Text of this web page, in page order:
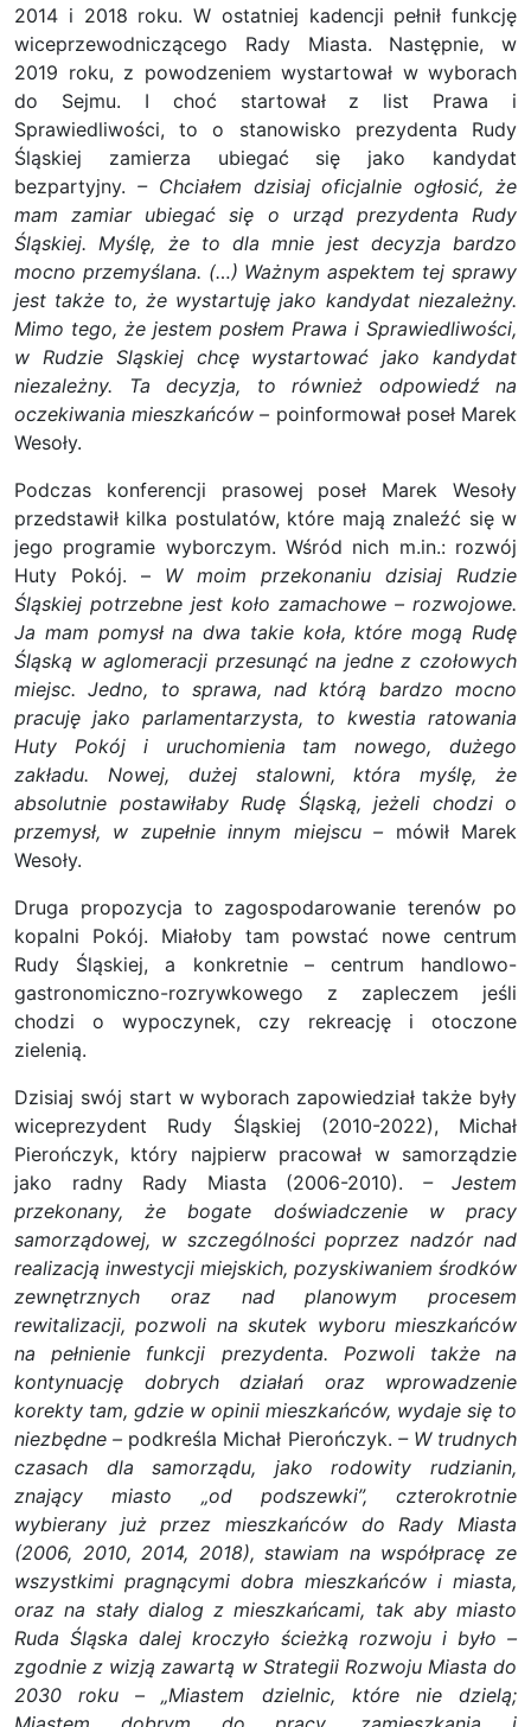
2014 i 2018 roku. W ostatniej kadencji pełnił funkcję
wiceprzewodniczącego Rady Miasta. Następnie, w
2019 roku, z powodzeniem wystartował w wyborach
do Sejmu. I choć startował z list Prawa i
Sprawiedliwości, to o stanowisko prezydenta Rudy
Śląskiej zamierza ubiegać się jako kandydat
bezpartyjny. – Chciałem dzisiaj oficjalnie ogłosić, że
mam zamiar ubiegać się o urząd prezydenta Rudy
Śląskiej. Myślę, że to dla mnie jest decyzja bardzo
mocno przemyślana. (…) Ważnym aspektem tej sprawy
jest także to, że wystartuję jako kandydat niezależny.
Mimo tego, że jestem posłem Prawa i Sprawiedliwości,
w Rudzie Sląskiej chcę wystartować jako kandydat
niezależny. Ta decyzja, to również odpowiedź na
oczekiwania mieszkańców – poinformował poseł Marek
Wesoły.
Podczas konferencji prasowej poseł Marek Wesoły
przedstawił kilka postulatów, które mają znaleźć się w
jego programie wyborczym. Wśród nich m.in.: rozwój
Huty Pokój. – W moim przekonaniu dzisiaj Rudzie
Śląskiej potrzebne jest koło zamachowe – rozwojowe.
Ja mam pomysł na dwa takie koła, które mogą Rudę
Śląską w aglomeracji przesunąć na jedne z czołowych
miejsc. Jedno, to sprawa, nad którą bardzo mocno
pracuję jako parlamentarzysta, to kwestia ratowania
Huty Pokój i uruchomienia tam nowego, dużego
zakładu. Nowej, dużej stalowni, która myślę, że
absolutnie postawiłaby Rudę Śląską, jeżeli chodzi o
przemysł, w zupełnie innym miejscu – mówił Marek
Wesoły.
Druga propozycja to zagospodarowanie terenów po
kopalni Pokój. Miałoby tam powstać nowe centrum
Rudy Śląskiej, a konkretnie – centrum handlowo-
gastronomiczno-rozrywkowego z zapleczem jeśli
chodzi o wypoczynek, czy rekreację i otoczone
zielenią.
Dzisiaj swój start w wyborach zapowiedział także były
wiceprezydent Rudy Śląskiej (2010-2022), Michał
Pierończyk, który najpierw pracował w samorządzie
jako radny Rady Miasta (2006-2010). – Jestem
przekonany, że bogate doświadczenie w pracy
samorządowej, w szczególności poprzez nadzór nad
realizacją inwestycji miejskich, pozyskiwaniem środków
zewnętrznych oraz nad planowym procesem
rewitalizacji, pozwoli na skutek wyboru mieszkańców
na pełnienie funkcji prezydenta. Pozwoli także na
kontynuację dobrych działań oraz wprowadzenie
korekty tam, gdzie w opinii mieszkańców, wydaje się to
niezbędne – podkreśla Michał Pierończyk. – W trudnych
czasach dla samorządu, jako rodowity rudzianin,
znający miasto „od podszewki”, czterokrotnie
wybierany już przez mieszkańców do Rady Miasta
(2006, 2010, 2014, 2018), stawiam na współpracę ze
wszystkimi pragnącymi dobra mieszkańców i miasta,
oraz na stały dialog z mieszkańcami, tak aby miasto
Ruda Śląska dalej kroczyło ścieżką rozwoju i było –
zgodnie z wizją zawartą w Strategii Rozwoju Miasta do
2030 roku – „Miastem dzielnic, które nie dzielą;